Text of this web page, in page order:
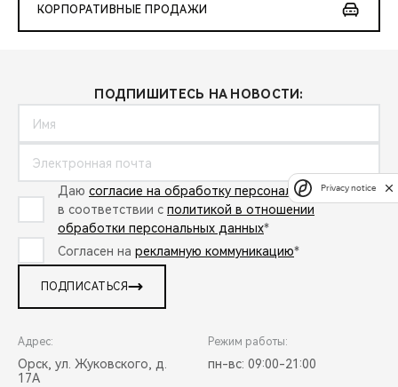
КОРПОРАТИВНЫЕ ПРОДАЖИ
ПОДПИШИТЕСЬ НА НОВОСТИ:
Даю согласие на обработку персональных данных
в соответствии с политикой в отношении
обработки персональных данных*
Согласен на рекламную коммуникацию*
ПОДПИСАТЬСЯ
Адрес:
Орск, ул. Жуковского, д.
17А
Режим работы:
пн-вс: 09:00-21:00
Privacy notice